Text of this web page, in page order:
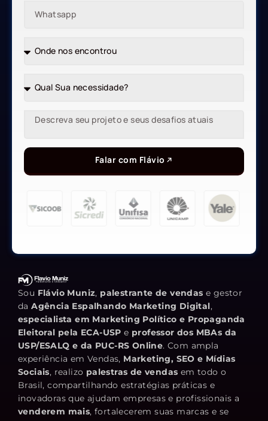
Falar com Flávio
Sou Flávio Muniz, palestrante de vendas e gestor
daAgência Espalhando Marketing Digital,
especialista em Marketing Político e Propaganda
Eleitoral pela ECA-USP e professor dos MBAs da
USP/ESALQ e da PUC-RS Online. Com ampla
experiência em Vendas, Marketing, SEO e Mídias
Sociais, realizo palestras de vendas em todo o
Brasil, compartilhando estratégias práticas e
inovadoras que ajudam empresas e profissionais a
venderem mais, fortalecerem suas marcas e se